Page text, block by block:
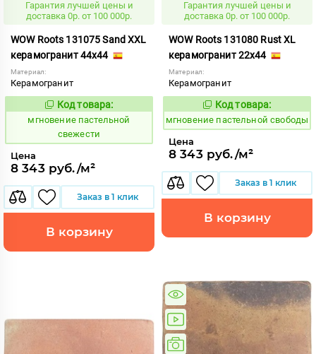
Гарантия лучшей цены и
доставка 0р. от 100 000р.
WOW Roots 131075 Sand XXL
керамогранит 44x44
Материал:
Керамогранит
946208
Код товара:
мгновение пастельной
свежести
Цена
8 343 руб./м²
Заказ в 1 клик
В корзину
Гарантия лучшей цены и
доставка 0р. от 100 000р.
WOW Roots 131080 Rust XL
керамогранит 22x44
Материал:
Керамогранит
946210
Код товара:
мгновение пастельной свободы
Цена
8 343 руб./м²
Заказ в 1 клик
В корзину